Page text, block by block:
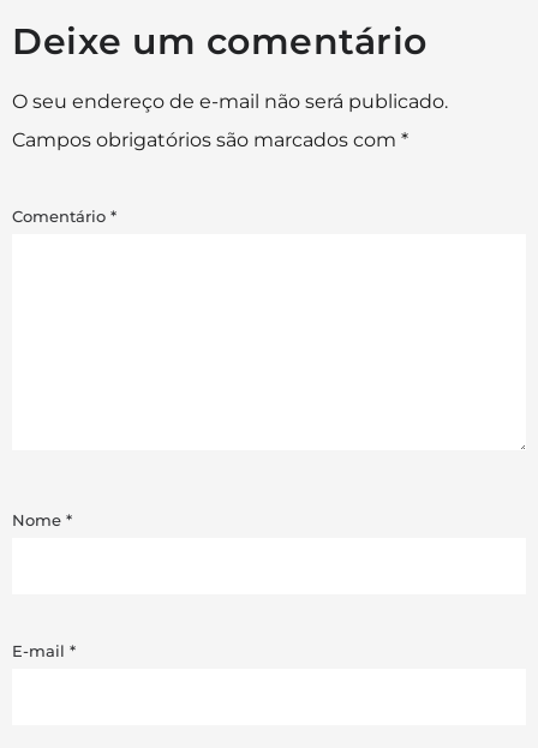
Deixe um comentário
O seu endereço de e-mail não será publicado.
Campos obrigatórios são marcados com *
Comentário *
Nome *
E-mail *